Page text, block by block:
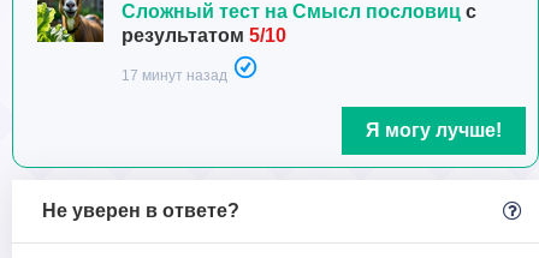
Сложный тест на Смысл пословиц с
результатом 5/10
17 минут назад
Я могу лучше!
Не уверен в ответе?